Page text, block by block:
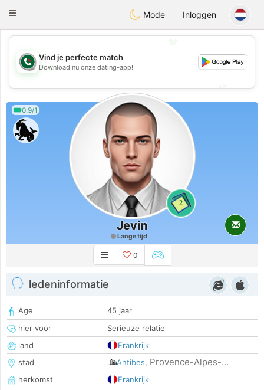
Weshrak
Toggle
Mode Inloggen
💖
💕
Vind je perfecte match
Download nu onze dating-app!
0.9/1
2
Jevin
Lange tijd
0
ledeninformatie
Age
45 jaar
hier voor
Serieuze relatie
land
Frankrijk
stad
Antibes, Provence-Alpes-...
herkomst
Frankrijk